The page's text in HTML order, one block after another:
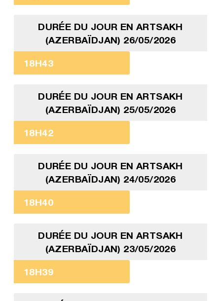
DURÉE DU JOUR EN ARTSAKH
(AZERBAÏDJAN) 26/05/2026
18H43
DURÉE DU JOUR EN ARTSAKH
(AZERBAÏDJAN) 25/05/2026
18H42
DURÉE DU JOUR EN ARTSAKH
(AZERBAÏDJAN) 24/05/2026
18H40
DURÉE DU JOUR EN ARTSAKH
(AZERBAÏDJAN) 23/05/2026
18H39